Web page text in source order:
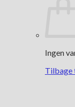
Ingen
Tilbage